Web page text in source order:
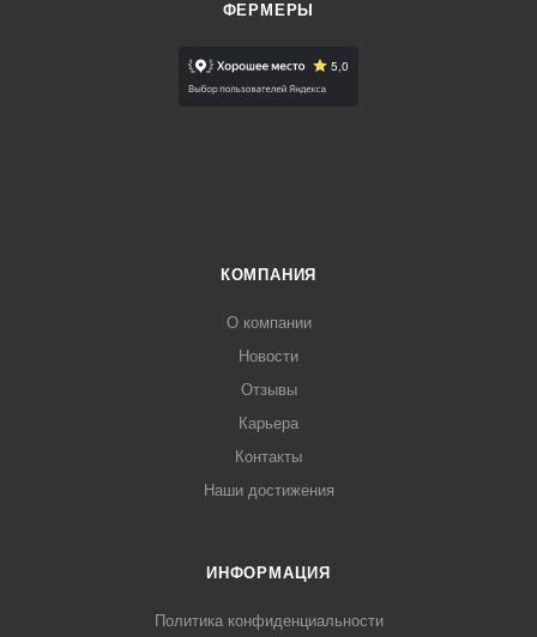
ФЕРМЕРЫ
КОМПАНИЯ
О компании
Новости
Отзывы
Карьера
Контакты
Наши достижения
ИНФОРМАЦИЯ
Политика конфиденциальности